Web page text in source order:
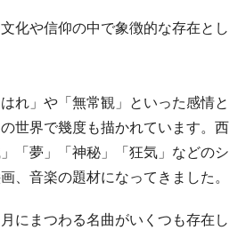
化や信仰の中で象徴的な存在とし
れ」や「無常観」といった感情と
世界で幾度も描かれています。西
「夢」「神秘」「狂気」などのシ
、音楽の題材になってきました。
にまつわる名曲がいくつも存在し